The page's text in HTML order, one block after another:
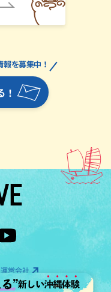
！
を募集中！
運営会社